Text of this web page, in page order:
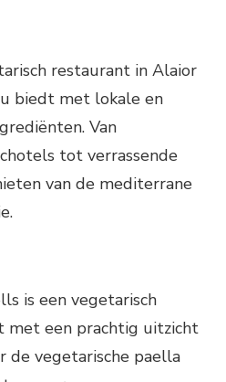
restaurant in Alaior
biedt met lokale en
Van
tot verrassende
van de mediterrane
is een vegetarisch
met een prachtig uitzicht
de vegetarische paella